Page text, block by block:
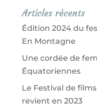
Articles récents
Édition 2024 du
En Montagne
Une cordée de
Équatoriennes
Le Festival de
revient en 2023